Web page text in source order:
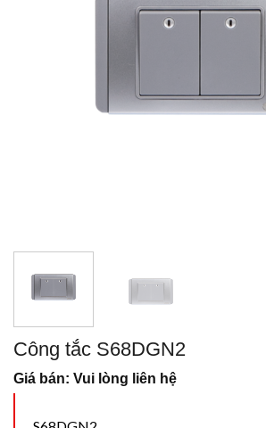
Công tắc S68DGN2
Giá bán: Vui lòng liên hệ